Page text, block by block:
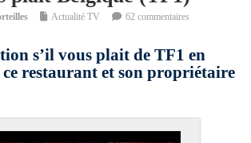
Actualité TV 62 commentaires
s’il vous plait de TF1 en
restaurant et son propriétaire